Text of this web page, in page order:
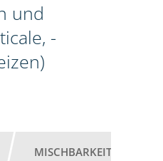
und
-
MISCHBARKEIT